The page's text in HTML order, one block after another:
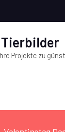
Projekte zu